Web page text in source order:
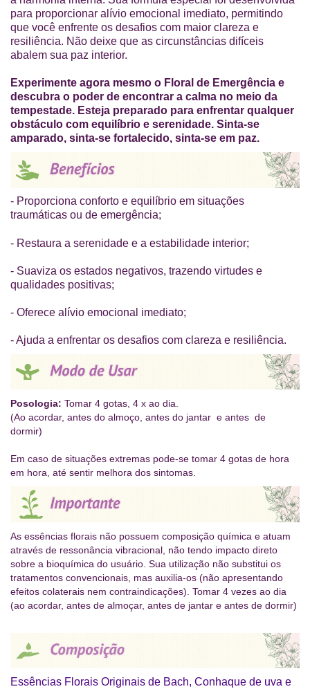
para proporcionar alívio emocional imediato, permitindo
que você enfrente os desafios com maior clareza e
resiliência. Não deixe que as circunstâncias difíceis
abalem sua paz interior.
Experimente agora mesmo o Floral de Emergência e
descubra o poder de encontrar a calma no meio da
tempestade. Esteja preparado para enfrentar qualquer
obstáculo com equilíbrio e serenidade. Sinta-se
amparado, sinta-se fortalecido, sinta-se em paz.
- Proporciona conforto e equilíbrio em situações
traumáticas ou de emergência;
- Restaura a serenidade e a estabilidade interior;
- Suaviza os estados negativos, trazendo virtudes e
qualidades positivas;
- Oferece alívio emocional imediato;
- Ajuda a enfrentar os desafios com clareza e resiliência.
Posologia: Tomar 4 gotas, 4 x ao dia.
(Ao acordar, antes do almoço, antes do jantar e antes de
dormir)
Em caso de situações extremas pode-se tomar 4 gotas de hora
em hora, até sentir melhora dos sintomas.
As essências florais não possuem composição química e atuam
através de ressonância vibracional, não tendo impacto direto
sobre a bioquímica do usuário. Sua utilização não substitui os
tratamentos convencionais, mas auxilia-os (não apresentando
efeitos colaterais nem contraindicações). Tomar 4 vezes ao dia
(ao acordar, antes de almoçar, antes de jantar e antes de dormir)
Essências Florais Originais de Bach, Conhaque de uva e